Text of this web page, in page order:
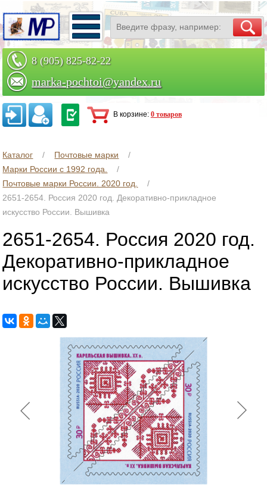
8 (905) 825-82-22
marka-pochtoi@yandex.ru
Заказать по телефону
В корзине: 0 товаров
Каталог
Почтовые марки
Марки России с 1992 года.
Почтовые марки России. 2020 год.
2651-2654. Россия 2020 год. Декоративно-прикладное
искусство России. Вышивка
2651-2654. Россия 2020 год.
Декоративно-прикладное
искусство России. Вышивка